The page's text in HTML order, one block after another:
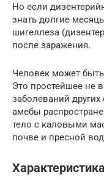
Но если
знать долгие
шигеллеза
после заражения.
Человек может
Это простейшее не
заболеваний
амебы
тело с каловыми
почве и пресной